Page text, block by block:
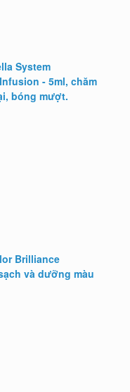
System
- 5ml, chăm
bóng mượt.
Brilliance
và dưỡng màu